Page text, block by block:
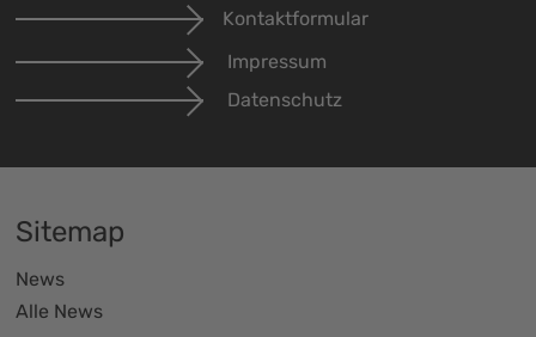
Kontaktformular
Impressum
Datenschutz
Sitemap
News
Alle News